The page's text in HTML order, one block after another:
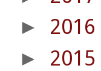
► 2016
► 2015